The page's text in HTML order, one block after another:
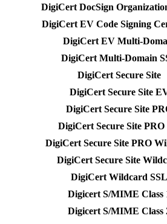
DigiCert DocSign
DigiCert EV Code Signing
DigiCert EV Multi-
DigiCert Multi-Domain
DigiCert Secure Site
DigiCert Secure Site
DigiCert Secure Site
DigiCert Secure Site
DigiCert Secure Site PRO
DigiCert Secure Site
DigiCert Wildcard SSL
Digicert S/MIME Class
Digicert S/MIME Class